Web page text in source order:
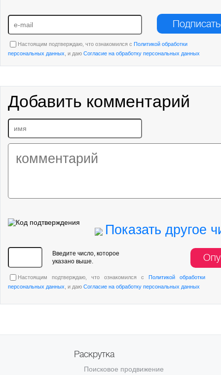
Настоящим подтверждаю, что ознакомился с Политикой обработки
персональных данных , и даю Согласие на обработку персональных данных
Добавить комментарий
Показать другое
Введите число, которое
указано выше.
Настоящим подтверждаю, что ознакомился с Политикой обработки
персональных данных , и даю Согласие на обработку персональных данных
Раскрутка
Поисковое продвижение